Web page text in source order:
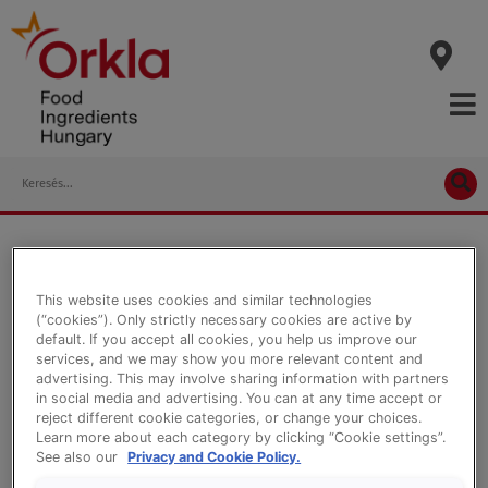
to
content
Search
This website uses cookies and similar technologies
(“cookies”). Only strictly necessary cookies are active by
default. If you accept all cookies, you help us improve our
services, and we may show you more relevant content and
advertising. This may involve sharing information with partners
in social media and advertising. You can at any time accept or
reject different cookie categories, or change your choices.
Learn more about each category by clicking “Cookie settings”.
See also our
Privacy and Cookie Policy.